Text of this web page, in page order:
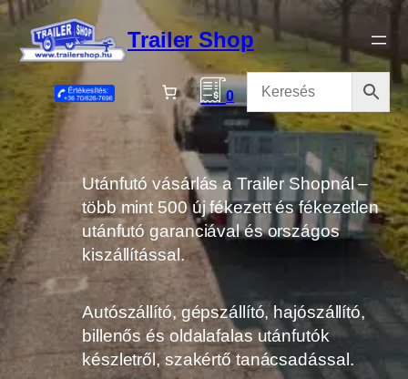
Ugrás
tartalomhoz
Trailer Shop
0
Utánfutó vásárlás a Trailer Shopnál –
több mint 500 új fékezett és fékezetlen
utánfutó garanciával és országos
kiszállítással.
Autószállító, gépszállító, hajószállító,
billenős és oldalafalas utánfutók
készletről, szakértő tanácsadással.